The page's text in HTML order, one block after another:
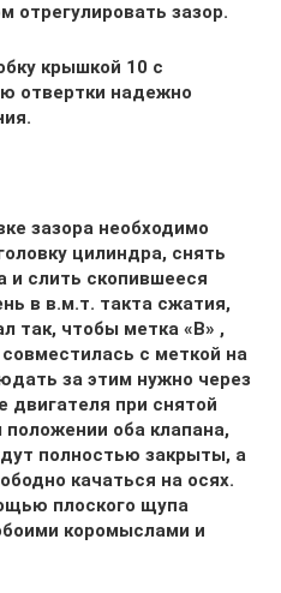
зазор.
крышкой 10 с
отвертки надежно
зазора необходимо
цилиндра, снять
и слить скопившееся
в в.м.т. такта сжатия,
так, чтобы метка «В» ,
с меткой на
за этим нужно через
двигателя при снятой
положении оба клапана,
полностью закрыты, а
качаться на осях.
плоского щупа
коромыслами и